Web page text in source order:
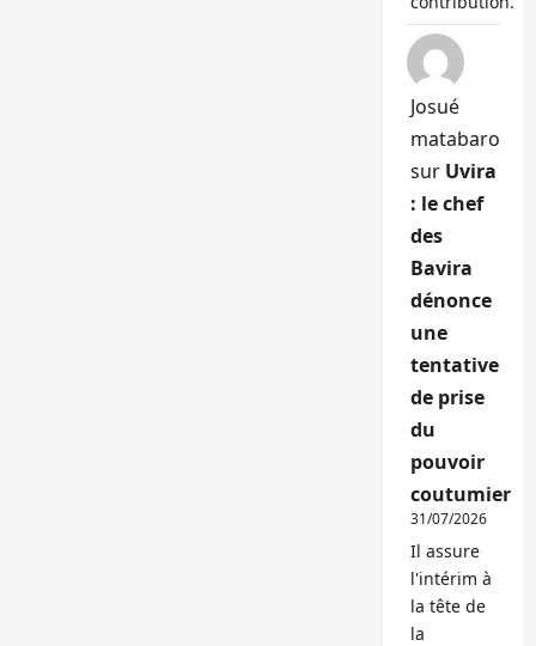
Josué
matabaro
sur Uvira
: le chef
des
Bavira
dénonce
une
tentative
de prise
du
pouvoir
coutumier
31/07/2026
Il assure
l'intérim à
la tête de
la